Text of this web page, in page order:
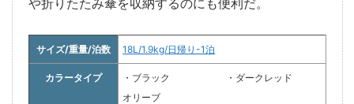
や折りたたみ傘を収納するのにも便利だ。
サイズ/重量/泊数 18L/1.9kg/日帰り-1泊
カラータイプ
・ブラック
オリーブ
・ダークレッド